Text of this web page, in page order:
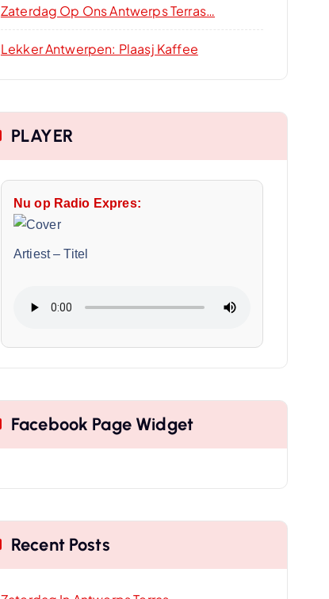
Zaterdag Op Ons Antwerps Terras…
Lekker Antwerpen: Plaasj Kaffee
PLAYER
Nu op Radio Expres:
Artiest–Titel
Facebook Page Widget
Recent Posts